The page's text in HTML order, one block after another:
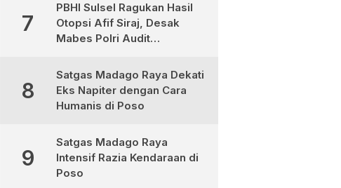
7
PBHI Sulsel Ragukan Hasil
Otopsi Afif Siraj, Desak
Mabes Polri Audit
8
Satgas Madago Raya Dekati
Eks Napiter dengan Cara
Humanis di Poso
9
Satgas Madago Raya
Intensif Razia Kendaraan di
Poso